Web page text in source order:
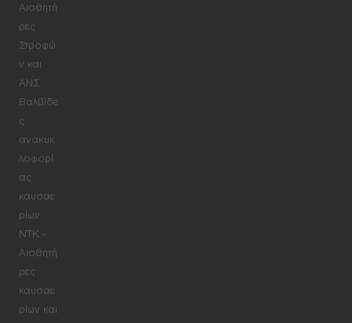
Αισθητή
ρες
Στροφώ
ν και
ΑΝΣ
Βαλβίδε
ς
ανακυκ
λοφορί
ας
καυσαε
ρίων
NTK -
Αισθητή
ρες
καυσαε
ρίων και